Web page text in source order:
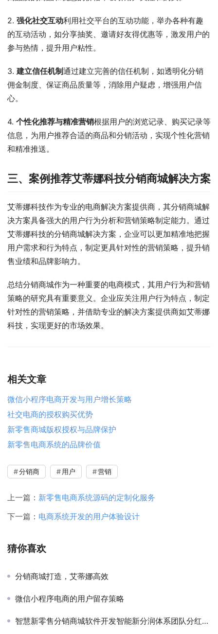
2. 强化社交互动利用社交平台的互动功能，举办各种有趣
的互动活动，如分享抽奖、邀请好友得优惠等，激发用户的
参与热情，提升用户粘性。
3. 建立信任机制通过建立完善的信任机制，如透明化分销
佣金制度、保证商品质量等，消除用户疑虑，增强用户信
心。
4. 个性化推荐与精准营销根据用户的浏览记录、购买记录等
信息，为用户推荐合适的商品和分销活动，实现个性化营销
和精准推送。
三、案例推荐艾蒂娜科技分销商城解决方案
艾蒂娜科技作为专业的电商解决方案提供商，其分销商城解
决方案具备强大的用户行为分析和营销策略制定能力。通过
艾蒂娜科技的分销商城解决方案，企业可以更加精准地把握
用户需求和行为特点，制定更具针对性的营销策略，提升销
售业绩和品牌影响力。
总结分销商城作为一种重要的电商模式，其用户行为和营销
策略的研究具有重要意义。企业应关注用户行为特点，制定
针对性的营销策略，并借助专业的解决方案提供商如艾蒂娜
科技，实现更好的市场效果。
相关文章
微信小程序电商开发与用户增长策略
社交电商的授权购买优势
新零售商城版权授权与品牌保护
新零售电商系统的品牌价值
分销商 用户 营销
上一篇： 新零售电商系统源码的定制化服务
下一篇： 电商系统开发的用户体验设计
猜你喜欢
分销商城打造，艾蒂娜高效
微信小程序电商的用户留存策略
智慧新零售分销商城软件开发智能新分润体系团队分红模式系统